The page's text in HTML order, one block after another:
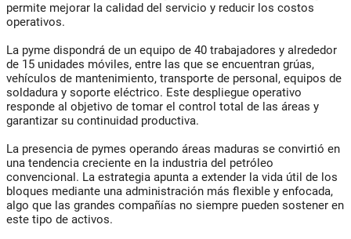
permite mejorar la calidad del servicio y reducir los costos
operativos.
La pyme dispondrá de un equipo de 40 trabajadores y alrededor
de 15 unidades móviles, entre las que se encuentran grúas,
vehículos de mantenimiento, transporte de personal, equipos de
soldadura y soporte eléctrico. Este despliegue operativo
responde al objetivo de tomar el control total de las áreas y
garantizar su continuidad productiva.
La presencia de pymes operando áreas maduras se convirtió en
una tendencia creciente en la industria del petróleo
convencional. La estrategia apunta a extender la vida útil de los
bloques mediante una administración más flexible y enfocada,
algo que las grandes compañías no siempre pueden sostener en
este tipo de activos.